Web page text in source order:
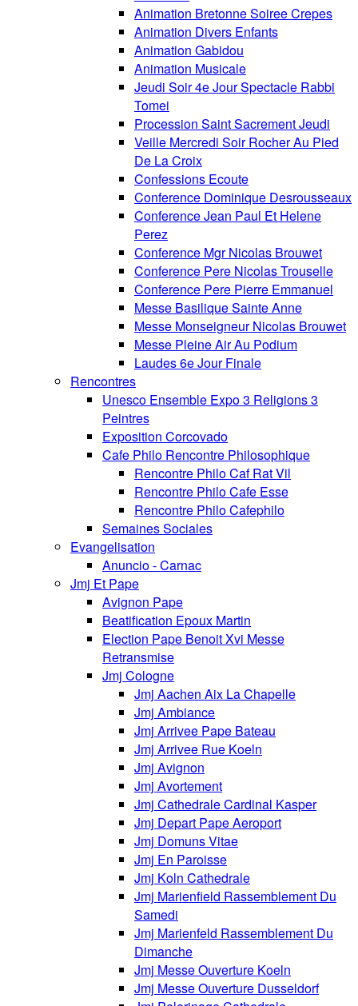
Animation Bretonne Soiree Crepes
Animation Divers Enfants
Animation Gabidou
Animation Musicale
Jeudi Soir 4e Jour Spectacle Rabbi
Tomei
Procession Saint Sacrement Jeudi
Veille Mercredi Soir Rocher Au Pied
De La Croix
Confessions Ecoute
Conference Dominique Desrousseaux
Conference Jean Paul Et Helene
Perez
Conference Mgr Nicolas Brouwet
Conference Pere Nicolas Trouselle
Conference Pere Pierre Emmanuel
Messe Basilique Sainte Anne
Messe Monseigneur Nicolas Brouwet
Messe Pleine Air Au Podium
Laudes 6e Jour Finale
Rencontres
Unesco Ensemble Expo 3 Religions 3
Peintres
Exposition Corcovado
Cafe Philo Rencontre Philosophique
Rencontre Philo Caf Rat Vil
Rencontre Philo Cafe Esse
Rencontre Philo Cafephilo
Semaines Sociales
Evangelisation
Anuncio - Carnac
Jmj Et Pape
Avignon Pape
Beatification Epoux Martin
Election Pape Benoit Xvi Messe
Retransmise
Jmj Cologne
Jmj Aachen Aix La Chapelle
Jmj Ambiance
Jmj Arrivee Pape Bateau
Jmj Arrivee Rue Koeln
Jmj Avignon
Jmj Avortement
Jmj Cathedrale Cardinal Kasper
Jmj Depart Pape Aeroport
Jmj Domuns Vitae
Jmj En Paroisse
Jmj Koln Cathedrale
Jmj Marienfield Rassemblement Du
Samedi
Jmj Marienfeld Rassemblement Du
Dimanche
Jmj Messe Ouverture Koeln
Jmj Messe Ouverture Dusseldorf